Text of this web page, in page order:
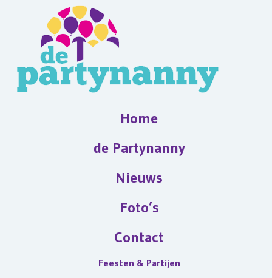
Home
de Partynanny
Nieuws
Foto’s
Contact
Feesten & Partijen